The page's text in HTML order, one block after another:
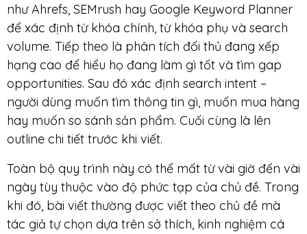
như Ahrefs, SEMrush hay Google Keyword Planner
để xác định từ khóa chính, từ khóa phụ và search
volume. Tiếp theo là phân tích đối thủ đang xếp
hạng cao để hiểu họ đang làm gì tốt và tìm gap
opportunities. Sau đó xác định search intent –
người dùng muốn tìm thông tin gì, muốn mua hàng
hay muốn so sánh sản phẩm. Cuối cùng là lên
outline chi tiết trước khi viết.
Toàn bộ quy trình này có thể mất từ vài giờ đến vài
ngày tùy thuộc vào độ phức tạp của chủ đề. Trong
khi đó, bài viết thường được viết theo chủ đề mà
tác giả tự chọn dựa trên sở thích, kinh nghiệm cá